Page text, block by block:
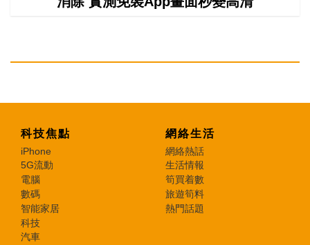
科技焦點
iPhone
5G流動
電腦
數碼
智能家居
科技
汽車
網絡生活
網絡熱話
生活情報
筍買着數
旅遊筍料
熱門話題